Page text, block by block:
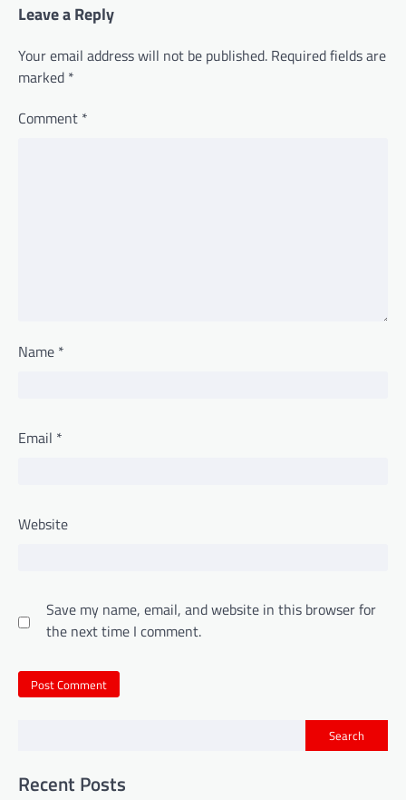
Leave a Reply
Your email address will not be published. Required fields are
marked *
Comment *
Name *
Email *
Website
Save my name, email, and website in this browser for
the next time I comment.
Search
Recent Posts